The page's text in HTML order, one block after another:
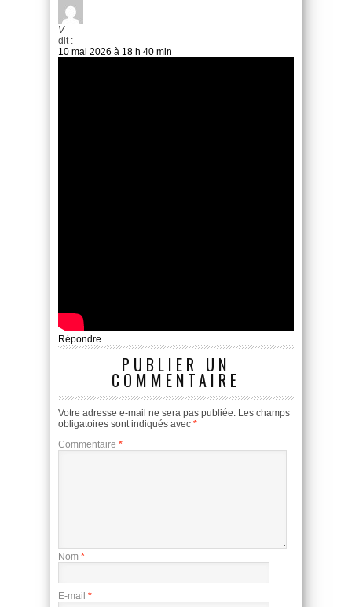
V
dit :
10 mai 2026 à 18 h 40 min
Répondre
PUBLIER UN
COMMENTAIRE
Votre adresse e-mail ne sera pas publiée. Les champs
obligatoires sont indiqués avec *
Commentaire *
Nom *
E-mail *